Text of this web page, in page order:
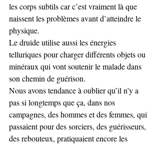
les corps subtils car c’est vraiment là que
naissent les problèmes avant d’atteindre le
physique.
Le druide utilise aussi les énergies
telluriques pour charger différents objets ou
minéraux qui vont soutenir le malade dans
son chemin de guérison.
Nous avons tendance à oublier qu’il n’y a
pas si longtemps que ça, dans nos
campagnes, des hommes et des femmes, qui
passaient pour des sorciers, des guérisseurs,
des rebouteux, pratiquaient encore les